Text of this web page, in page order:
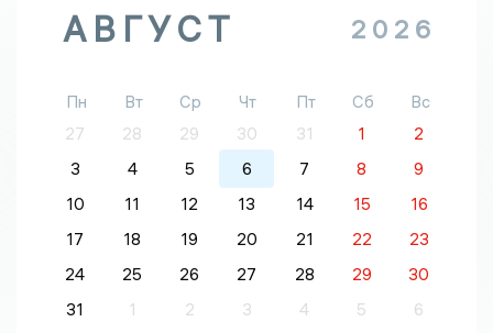
АВГУСТ 2026
Пн Вт Ср Чт Пт Сб
Вс
27
28 29 30 31 1
2
3
4 5 6 7 8
9
10
11 12 13 14 15
16
17
18 19 20 21 22
23
24
25 26 27 28 29
30
31
1 2 3 4 5 6